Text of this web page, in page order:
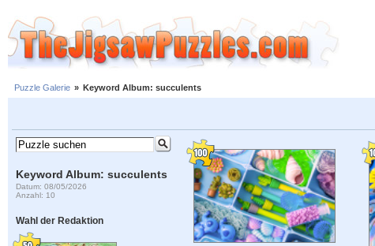
Puzzle Galerie » Keyword Album: succulents
Keyword Album: succulents
Datum: 08/05/2026
Anzahl: 10
Wahl der Redaktion